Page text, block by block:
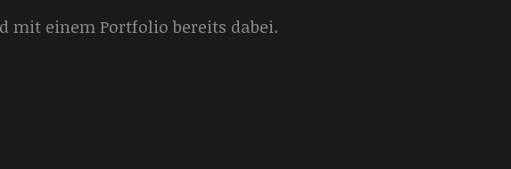
mit einem Portfolio bereits dabei.